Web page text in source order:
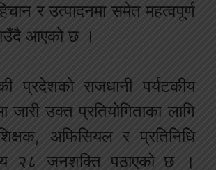
र उत्पादनमा समेत महत्वपूर्ण
आएको छ ।
प्रदेशको राजधानी पर्यटकीय
जारी उक्त प्रतियोगिताका लागि
अफिसियल र प्रतिनिधि
२८ जनशक्ति पठाएको छ ।